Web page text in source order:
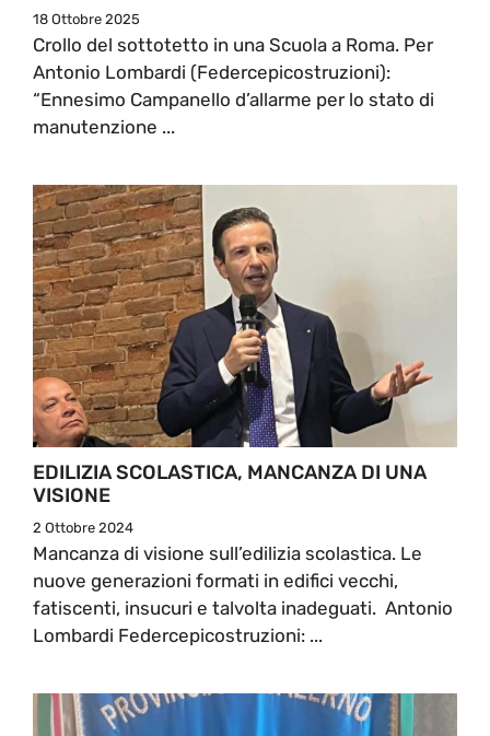
18 Ottobre 2025
Crollo del sottotetto in una Scuola a Roma. Per
Antonio Lombardi (Federcepicostruzioni):
“Ennesimo Campanello d’allarme per lo stato di
manutenzione ...
EDILIZIA SCOLASTICA, MANCANZA DI UNA
VISIONE
2 Ottobre 2024
Mancanza di visione sull’edilizia scolastica. Le
nuove generazioni formati in edifici vecchi,
fatiscenti, insucuri e talvolta inadeguati. Antonio
Lombardi Federcepicostruzioni: ...